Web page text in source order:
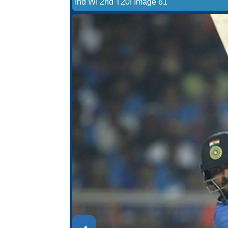
Ind WI 2nd T20I Image 61